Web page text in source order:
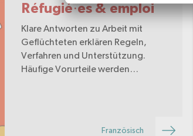
Réfugié∙es & emploi
Klare Antworten zu Arbeit mit
Geflüchteten erklären Regeln,
Verfahren und Unterstützung.
Häufige Vorurteile werden
Französisch